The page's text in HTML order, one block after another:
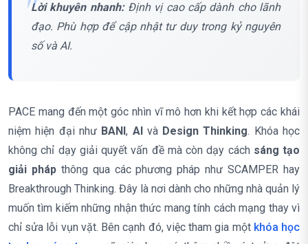
Lời khuyên nhanh:Định vị cao cấp dành cho lãnh
đạo. Phù hợp để cập nhật tư duy trong kỷ nguyên
số và AI.
PACE mang đến một góc nhìn vĩ mô hơn khi kết hợp các khái
niệm hiện đại như BANI, AI và Design Thinking. Khóa học
không chỉ dạy giải quyết vấn đề mà còn dạy cách sáng tạo
giải phápthông qua các phương pháp như SCAMPER hay
Breakthrough Thinking. Đây là nơi dành cho những nhà quản lý
muốn tìm kiếm những nhận thức mang tính cách mạng thay vì
chỉ sửa lỗi vụn vặt. Bên cạnh đó, việc tham gia một khóa học